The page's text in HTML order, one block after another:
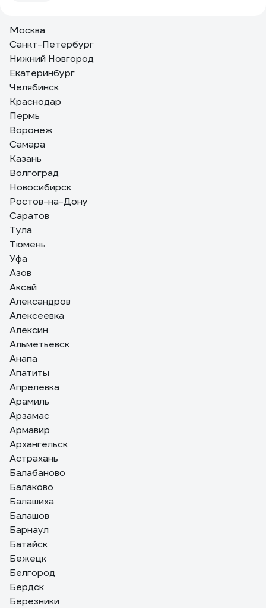
Москва
Санкт-Петербург
Нижний Новгород
Екатеринбург
Челябинск
Краснодар
Пермь
Воронеж
Самара
Казань
Волгоград
Новосибирск
Ростов-на-Дону
Саратов
Тула
Тюмень
Уфа
Азов
Аксай
Александров
Алексеевка
Алексин
Альметьевск
Анапа
Апатиты
Апрелевка
Арамиль
Арзамас
Армавир
Архангельск
Астрахань
Балабаново
Балаково
Балашиха
Балашов
Барнаул
Батайск
Бежецк
Белгород
Бердск
Березники